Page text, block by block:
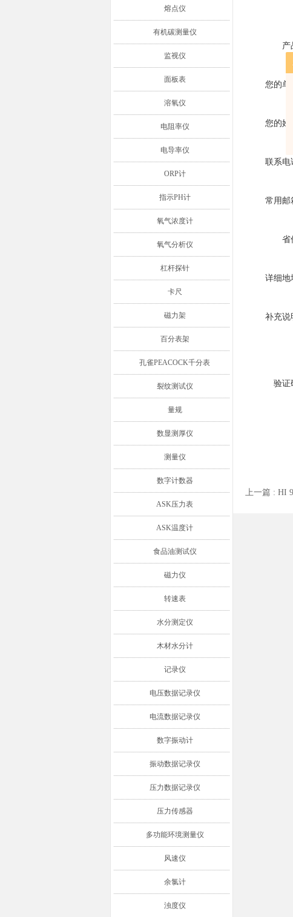
熔点仪
有机碳测量仪
监视仪
面板表
溶氧仪
电阻率仪
电导率仪
ORP计
指示PH计
氧气浓度计
氧气分析仪
杠杆探针
卡尺
磁力架
百分表架
孔雀PEACOCK千分表
裂纹测试仪
量规
数显测厚仪
测量仪
数字计数器
ASK压力表
ASK温度计
食品油测试仪
磁力仪
转速表
水分测定仪
木材水分计
记录仪
电压数据记录仪
电流数据记录仪
数字振动计
振动数据记录仪
压力数据记录仪
压力传感器
多功能环境测量仪
风速仪
余氯计
浊度仪
产
您的单
您的姓
联系电
常用邮
省
详细地
补充说
验证
上一篇 : HI